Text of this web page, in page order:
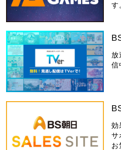
す
放
信
効
サ
お